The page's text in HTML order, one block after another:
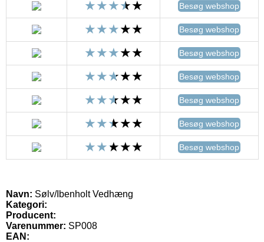
Besøg webshop
Besøg webshop
Besøg webshop
Besøg webshop
Besøg webshop
Besøg webshop
Besøg webshop
Navn: Sølv/Ibenholt Vedhæng
Kategori:
Producent:
Varenummer: SP008
EAN: